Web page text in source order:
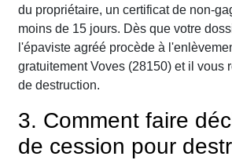
du propriétaire, un certificat de non-
moins de 15 jours. Dès que votre
l'épaviste agréé procède à
gratuitement Voves (28150) et il vous
de destruction.
3. Comment faire
de cession pour